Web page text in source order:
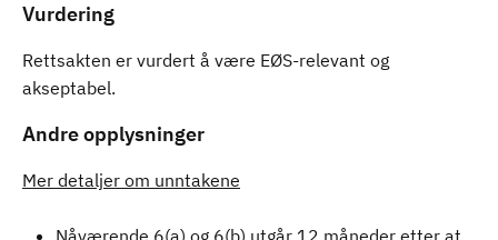
Vurdering
Rettsakten er vurdert å være EØS-relevant og
akseptabel.
Andre opplysninger
Mer detaljer om unntakene
Nåværende 6(a) og 6(b) utgår 12 måneder etter at